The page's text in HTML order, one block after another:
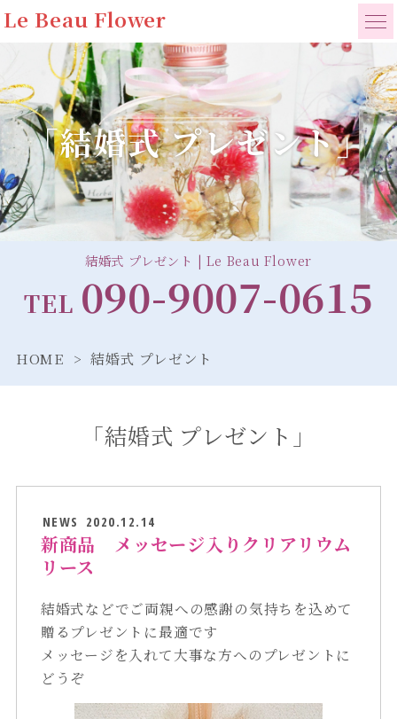
Le Beau Flower
「結婚式 プレゼント」
結婚式 プレゼント | Le Beau Flower
TEL 090-9007-0615
HOME 結婚式 プレゼント
「結婚式 プレゼント」
NEWS 2020.12.14
新商品 メッセージ入りクリアリウム
リース
結婚式などでご両親への感謝の気持ちを込めて
贈るプレゼントに最適です
メッセージを入れて大事な方へのプレゼントに
どうぞ